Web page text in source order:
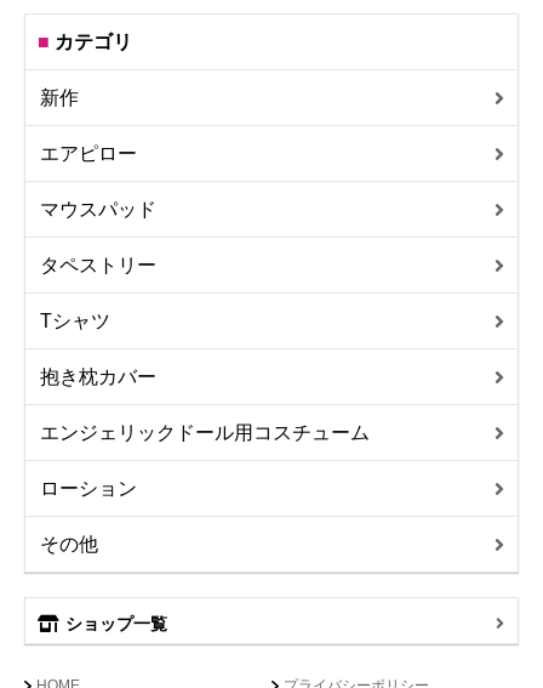
カテゴリ
新作
エアピロー
マウスパッド
タペストリー
Tシャツ
抱き枕カバー
エンジェリックドール用コスチューム
ローション
その他
ショップ一覧